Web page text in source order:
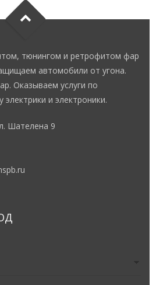
тюнингом и ретрофитом фар
автомобили от угона.
Оказываем услуги по
и электроники.
Шателена 9